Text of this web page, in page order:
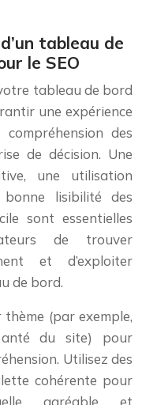
tableau de
le SEO
tableau de bord
une expérience
des
de décision. Une
une utilisation
lisibilité des
sont essentielles
de trouver
et d’exploiter
de bord.
(par exemple,
du site) pour
Utilisez des
cohérente pour
agréable et